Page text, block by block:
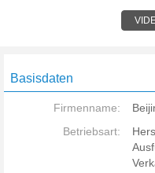
Basisdaten
Firmenname:
Betriebsart: